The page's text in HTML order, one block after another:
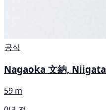
공식
Nagaoka 文納, Niigata
59 m